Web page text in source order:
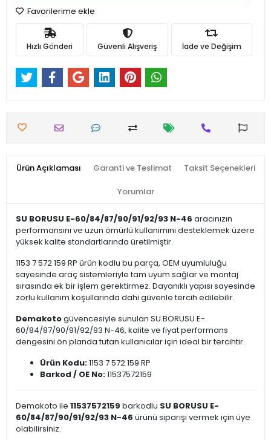
Favorilerime ekle
Hızlı Gönderi Güvenli Alışveriş İade ve Değişim
Ürün Açıklaması Garanti ve Teslimat Taksit Seçenekleri
Yorumlar
SU BORUSU E-60/84/87/90/91/92/93 N-46 aracınızın
performansını ve uzun ömürlü kullanımını desteklemek üzere
yüksek kalite standartlarında üretilmiştir.
1153 7 572 159 RP ürün kodlu bu parça, OEM uyumluluğu
sayesinde araç sistemleriyle tam uyum sağlar ve montaj
sırasında ek bir işlem gerektirmez. Dayanıklı yapısı sayesinde
zorlu kullanım koşullarında dahi güvenle tercih edilebilir.
Demakotogüvencesiyle sunulan SU BORUSU E-
60/84/87/90/91/92/93 N-46, kalite ve fiyat performans
dengesini ön planda tutan kullanıcılar için ideal bir tercihtir.
Ürün Kodu:1153 7 572 159 RP
Barkod / OE No:11537572159
Demakoto ile 11537572159 barkodlu SU BORUSU E-
60/84/87/90/91/92/93 N-46 ürünü siparişi vermek için üye
olabilirsiniz.